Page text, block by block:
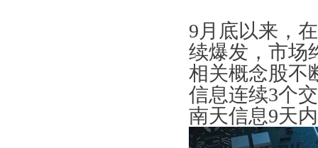
9月底以来，
续爆发，市场
相关概念股不
信息连续3个
南天信息9天